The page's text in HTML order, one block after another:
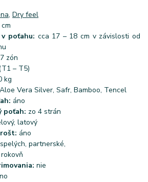
, Dry feel
poťahu: cca 17 – 18 cm v závislosti od
zón
– T5)
kg
Vera Silver, Safr, Bamboo, Tencel
áno
poťah: zo 4 strán
latový
áno
partnerské,
nie